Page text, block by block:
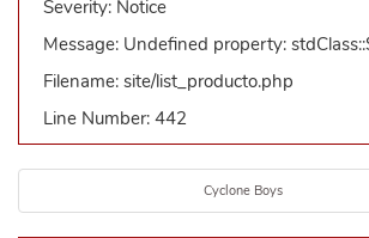
Severity: Notice
Message: Undefined property:
Filename: site/list_producto.php
Line Number: 442
Cyclone Boys